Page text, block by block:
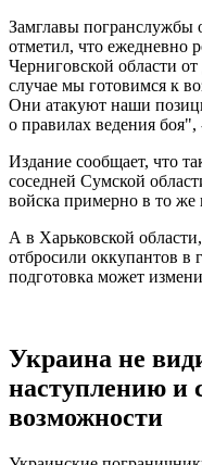
Замглавы погранслужбы
отметил, что ежедневно
Черниговской области
случае мы готовимся к
Они атакуют наши
о правилах ведения боя",
Издание сообщает, что
соседней Сумской
войска примерно в то же
А в Харьковской
отбросили оккупантов в
подготовка может
Украина не
наступлению и
возможности